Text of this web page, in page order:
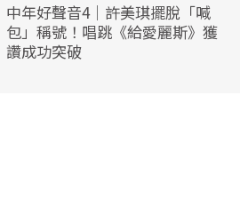
中年好聲音4｜許美琪擺脫「喊
包」稱號！唱跳《給愛麗斯》獲
讚成功突破